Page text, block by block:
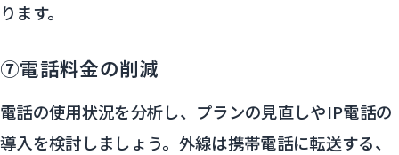
ります。
⑦電話料金の削減
電話の使用状況を分析し、プランの見直しやIP電話の
導入を検討しましょう。外線は携帯電話に転送する、